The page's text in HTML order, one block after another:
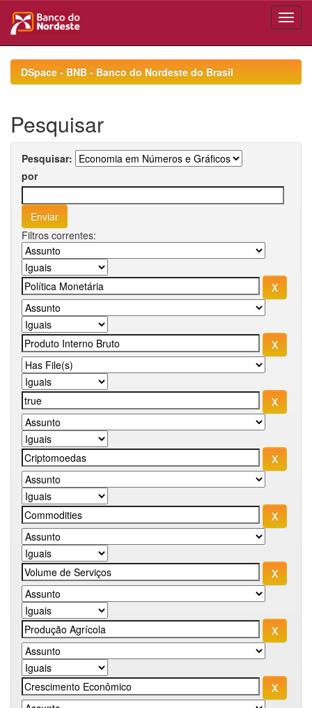
navigationDSpace - BNB - Banco do Nordeste do Brasil
Pesquisar
Pesquisar:
por
Filtros correntes: